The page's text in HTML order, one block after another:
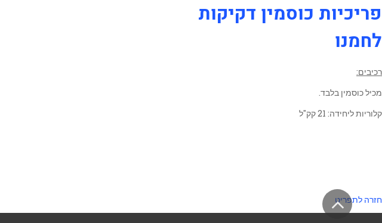
פריכיות כוסמין דקיקות
לחמנו
רכיבים:
מכיל כוסמין בלבד.
קלוריות ליחידה: 21 קק"ל
חזרה לתפריט גלילה